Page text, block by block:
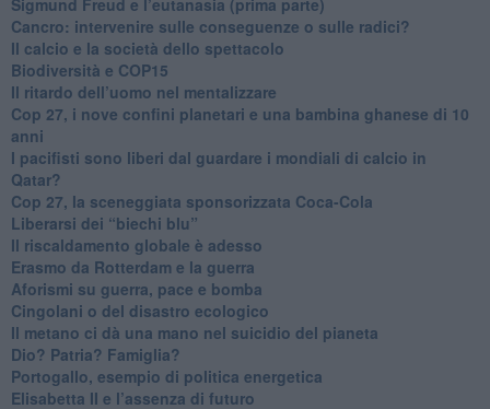
Cancro: intervenire sulle conseguenze o sulle radici?
​Il calcio e la società dello spettacolo
Biodiversità e COP15
​Il ritardo dell’uomo nel mentalizzare
​Cop 27, i nove confini planetari e una bambina ghanese di 10
anni
​I pacifisti sono liberi dal guardare i mondiali di calcio in
Qatar?
​Cop 27, la sceneggiata sponsorizzata Coca-Cola
​Liberarsi dei “biechi blu”
Il riscaldamento globale è adesso
​Erasmo da Rotterdam e la guerra
​Aforismi su guerra, pace e bomba
Cingolani o del disastro ecologico
​Il metano ci dà una mano nel suicidio del pianeta
​Dio? Patria? Famiglia?
Portogallo, esempio di politica energetica
​Elisabetta II e l’assenza di futuro